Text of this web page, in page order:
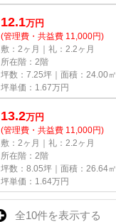
12.1万円
(管理費・共益費 11,000円)
敷：2ヶ月｜礼：2.2ヶ月
所在階：2階
坪数：7.25坪｜面積：24.00㎡
坪単価： 1.67万円
13.2万円
(管理費・共益費 11,000円)
敷：2ヶ月｜礼：2.2ヶ月
所在階：2階
坪数：8.05坪｜面積：26.64㎡
坪単価： 1.64万円
全10件を表示する